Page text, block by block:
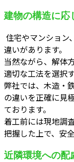
建物の構造に応
住宅やマンション
違いがあります。
当然ながら、解体
適切な工法を選択
弊社では、木造・
の違いを正確に見
ております。
着工前には現地調
把握した上で、安
近隣環境への配